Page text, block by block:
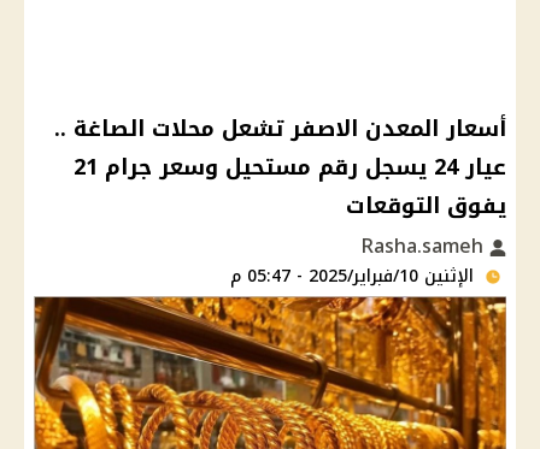
أسعار المعدن الاصفر تشعل محلات الصاغة ..
عيار 24 يسجل رقم مستحيل وسعر جرام 21
يفوق التوقعات
الإثنين 10/فبراير/2025 - 05:47 م